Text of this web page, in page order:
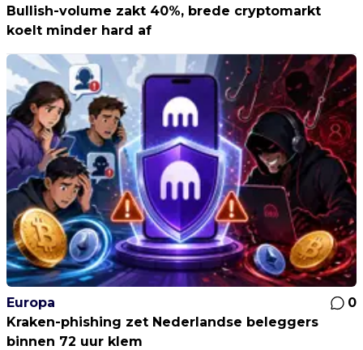
Bullish-volume zakt 40%, brede cryptomarkt
koelt minder hard af
Europa
0
Kraken-phishing zet Nederlandse beleggers
binnen 72 uur klem